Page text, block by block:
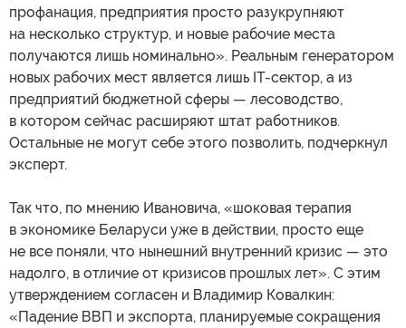
профанация, предприятия просто разукрупняют
на несколько структур, и новые рабочие места
получаются лишь номинально». Реальным генератором
новых рабочих мест является лишь IT-сектор, а из
предприятий бюджетной сферы — лесоводство,
в котором сейчас расширяют штат работников.
Остальные не могут себе этого позволить, подчеркнул
эксперт.
Так что, по мнению Ивановича, «шоковая терапия
в экономике Беларуси уже в действии, просто еще
не все поняли, что нынешний внутренний кризис — это
надолго, в отличие от кризисов прошлых лет». С этим
утверждением согласен и Владимир Ковалкин:
«Падение ВВП и экспорта, планируемые сокращения